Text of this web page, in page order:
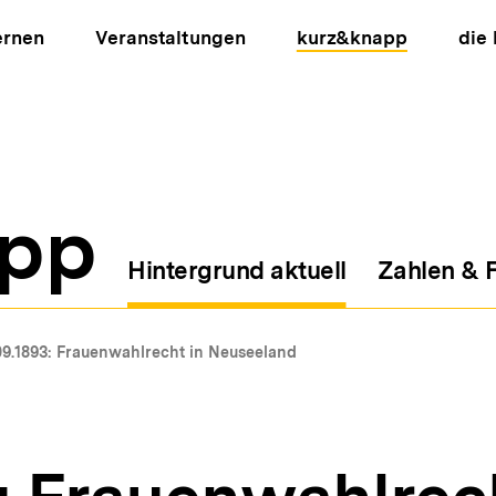
Veranstaltungen kurz&knapp die
Hintergrund aktuell Zahlen &
Frauenwahlrecht in Neuseeland